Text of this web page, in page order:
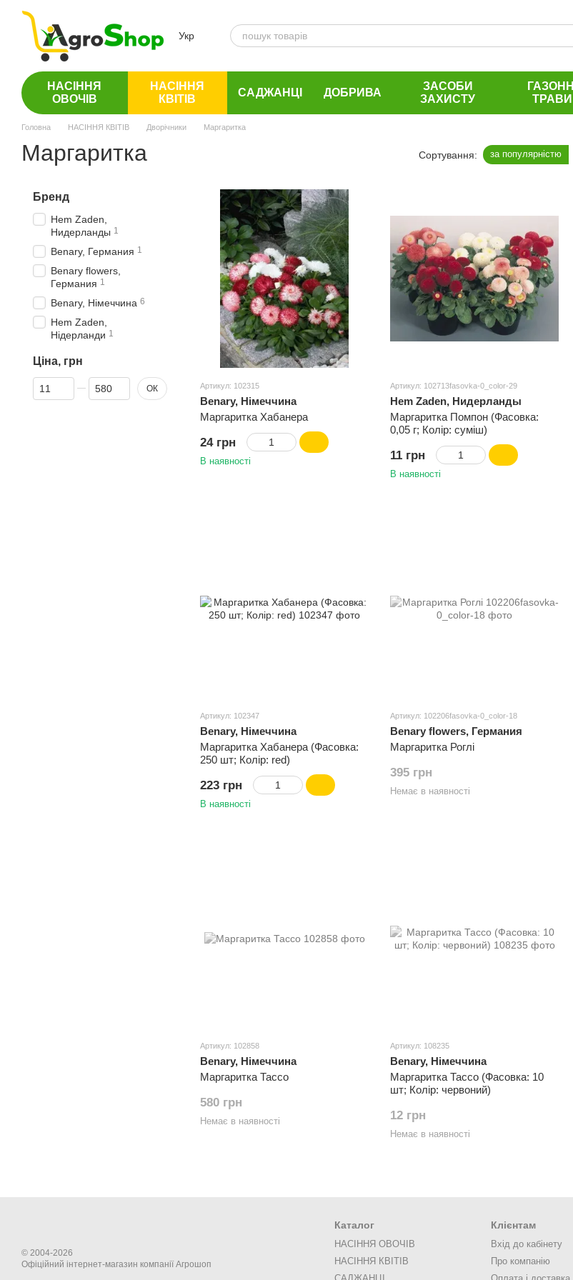
Перейти до основного контенту
Укр
НАСІННЯ
ОВОЧІВ
НАСІННЯ
КВІТІВ
САДЖАНЦІ ДОБРИВА
ЗАСОБИ
ЗАХИСТУ
ГАЗОННІ
ТРАВИ
Головна НАСІННЯ КВІТІВ Дворічники Маргаритка
Маргаритка Сортування: за популярністю
Артикул: 102315
Benary, Німеччина
Маргаритка Хабанера
24 грн
В наявності
Артикул: 102713fasovka-0_color-29
Hem Zaden, Нидерланды
Маргаритка Помпон (Фасовка:
0,05 г; Колір: суміш)
11 грн
В наявності
Артикул: 102347
Benary, Німеччина
Маргаритка Хабанера (Фасовка:
250 шт; Колір: red)
223 грн
В наявності
Артикул: 102206fasovka-0_color-18
Benary flowers, Германия
Маргаритка Роглі
395 грн
Немає в наявності
Артикул: 102858
Benary, Німеччина
Маргаритка Тассо
580 грн
Немає в наявності
Артикул: 108235
Benary, Німеччина
Маргаритка Тассо (Фасовка: 10
шт; Колір: червоний)
12 грн
Немає в наявності
Бренд
Hem Zaden,
Нидерланды 1
Benary, Германия 1
Benary flowers,
Германия 1
Benary, Німеччина 6
Hem Zaden,
Нідерланди 1
Ціна, грн
Від Ціна, грн
До Ціна, грн ОК
© 2004-2026
Офіційний інтернет-магазин компанії Агрошоп
Каталог
НАСІННЯ ОВОЧІВ
НАСІННЯ КВІТІВ
Клієнтам
Вхід до кабінету
Про компанію